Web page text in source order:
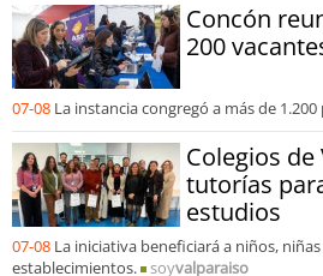
Concón
200
07-08 La instancia congregó a más de 1.200
Colegios
tutorías
estudios
07-08 La iniciativa beneficiará a niños,
establecimientos.
soyvalparaiso